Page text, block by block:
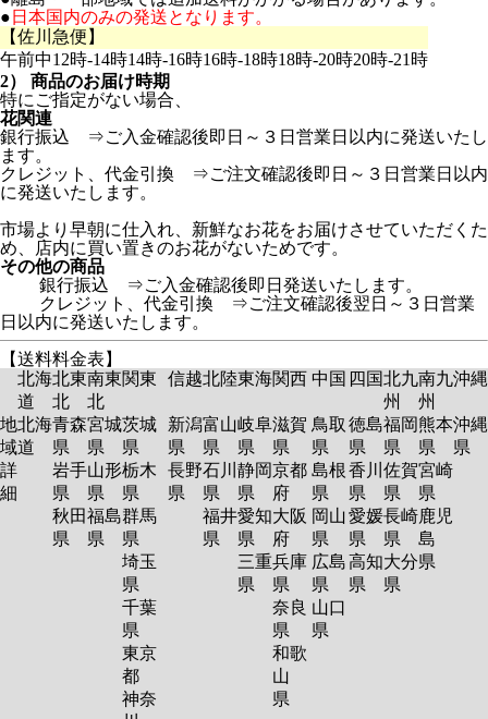
● 日本国内のみの発送となります。
【佐川急便】
午前中12時-14時14時-16時16時-18時18時-20時20時-21時
2） 商品のお届け時期
特にご指定がない場合、
花関連
銀行振込 ⇒ご入金確認後即日～３日営業日以内に発送いたし
ます。
クレジット、代金引換 ⇒ご注文確認後即日～３日営業日以内
に発送いたします。
市場より早朝に仕入れ、新鮮なお花をお届けさせていただくた
め、店内に買い置きのお花がないためです。
その他の商品
銀行振込 ⇒ご入金確認後即日発送いたします。
クレジット、代金引換 ⇒ご注文確認後翌日～３日営業
日以内に発送いたします。
【送料料金表】
北海
道
北東
北
南東
北
関東 信越北陸東海関西 中国 四国北九
州
南九
州
沖縄
地
域
詳
細
北海
道
青森
県
岩手
県
秋田
県
宮城
県
山形
県
福島
県
茨城
県
栃木
県
群馬
県
埼玉
県
千葉
県
東京
都
神奈
新潟
県
長野
県
富山
県
石川
県
福井
県
岐阜
県
静岡
県
愛知
県
三重
県
滋賀
県
京都
府
大阪
府
兵庫
県
奈良
県
和歌
山
県
鳥取
県
島根
県
岡山
県
広島
県
山口
県
徳島
県
香川
県
愛媛
県
高知
県
福岡
県
佐賀
県
長崎
県
大分
県
熊本
県
宮崎
県
鹿児
島
県
沖縄
県